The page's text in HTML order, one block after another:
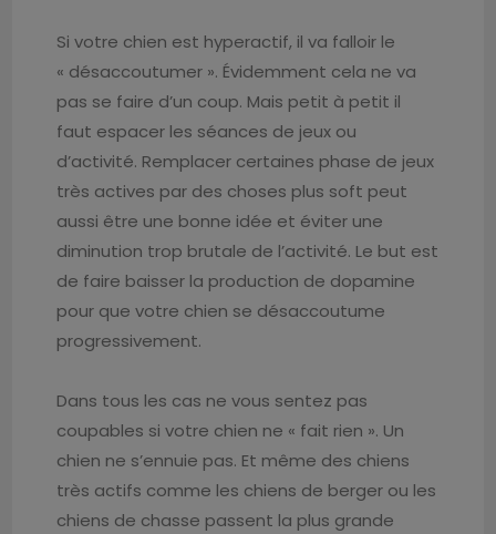
Si votre chien est hyperactif, il va falloir le
« désaccoutumer ». Évidemment cela ne va
pas se faire d’un coup. Mais petit à petit il
faut espacer les séances de jeux ou
d’activité. Remplacer certaines phase de jeux
très actives par des choses plus soft peut
aussi être une bonne idée et éviter une
diminution trop brutale de l’activité. Le but est
de faire baisser la production de dopamine
pour que votre chien se désaccoutume
progressivement.
Dans tous les cas ne vous sentez pas
coupables si votre chien ne « fait rien ». Un
chien ne s’ennuie pas. Et même des chiens
très actifs comme les chiens de berger ou les
chiens de chasse passent la plus grande